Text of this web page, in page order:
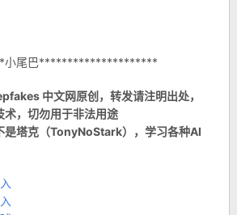
尾巴*********************
中文网原创，转发请注明出处，
术，切勿用于非法用途
是塔克（TonyNoStark），学习各种AI